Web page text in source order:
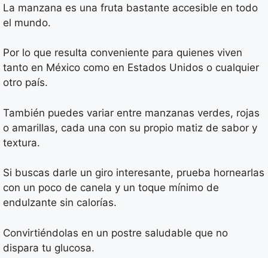
La manzana es una fruta bastante accesible en todo
el mundo.
Por lo que resulta conveniente para quienes viven
tanto en México como en Estados Unidos o cualquier
otro país.
También puedes variar entre manzanas verdes, rojas
o amarillas, cada una con su propio matiz de sabor y
textura.
Si buscas darle un giro interesante, prueba hornearlas
con un poco de canela y un toque mínimo de
endulzante sin calorías.
Convirtiéndolas en un postre saludable que no
dispara tu glucosa.